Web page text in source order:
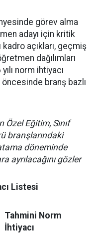
görev alma
adayı için kritik
açıkları, geçmiş
dağılımları
norm ihtiyacı
branş bazlı
Eğitim, Sınıf
branşlarındaki
döneminde
ayrılacağını gözler
Listesi
Tahmini Norm
İhtiyacı